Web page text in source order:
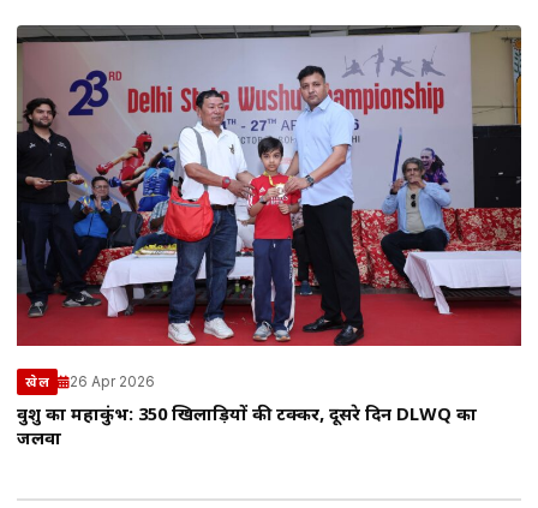
खेल 26 Apr 2026
वुशु का महाकुंभ: 350 खिलाड़ियों की टक्कर, दूसरे दिन DLWQ का
जलवा